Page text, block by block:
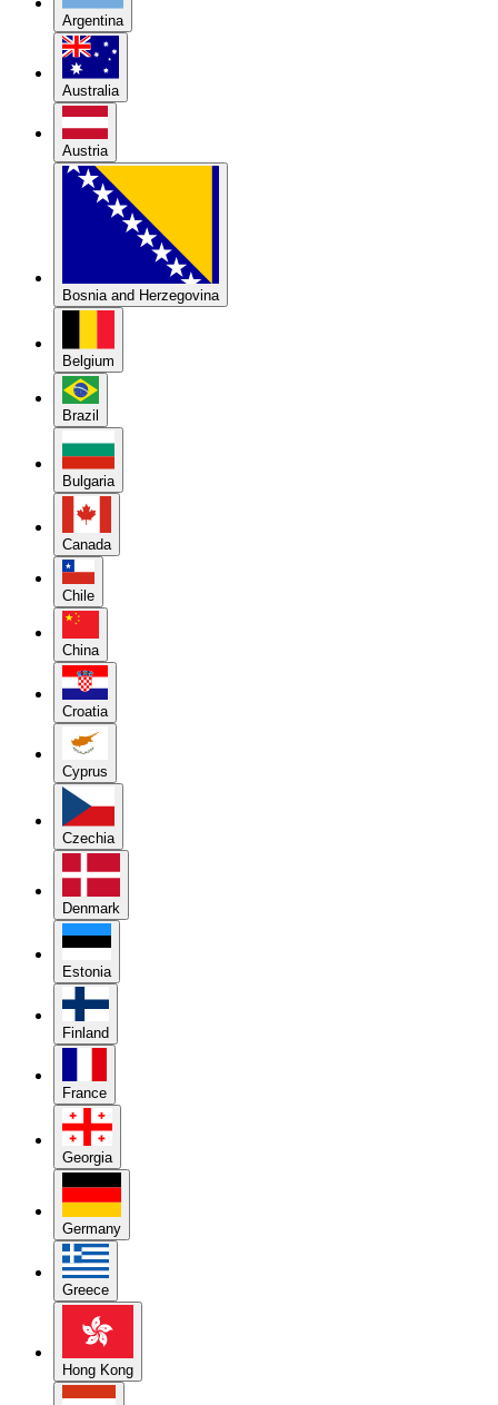
Argentina
Australia
Austria
Bosnia and Herzegovina
Belgium
Brazil
Bulgaria
Canada
Chile
China
Croatia
Cyprus
Czechia
Denmark
Estonia
Finland
France
Georgia
Germany
Greece
Hong Kong